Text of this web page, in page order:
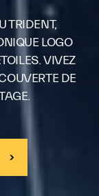
TRIDENT,
LOGO
VIVEZ
DE